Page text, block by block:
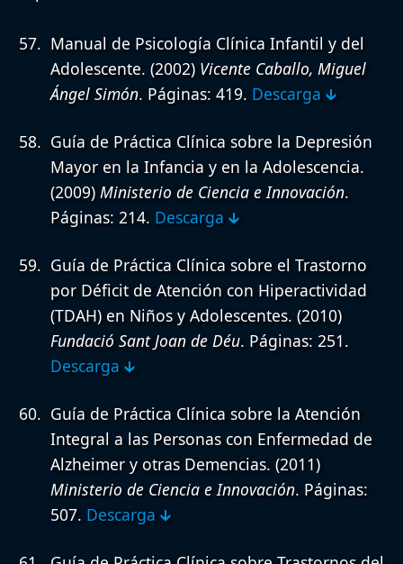
Manual de Psicología Clínica Infantil y del
Adolescente. (2002) Vicente Caballo, Miguel
Ángel Simón. Páginas: 419. Descarga 🡳
Guía de Práctica Clínica sobre la Depresión
Mayor en la Infancia y en la Adolescencia.
(2009) Ministerio de Ciencia e Innovación.
Páginas: 214. Descarga 🡳
Guía de Práctica Clínica sobre el Trastorno
por Déficit de Atención con Hiperactividad
(TDAH) en Niños y Adolescentes. (2010)
Fundació Sant Joan de Déu. Páginas: 251.
Descarga 🡳
Guía de Práctica Clínica sobre la Atención
Integral a las Personas con Enfermedad de
Alzheimer y otras Demencias. (2011)
Ministerio de Ciencia e Innovación. Páginas:
507. Descarga 🡳